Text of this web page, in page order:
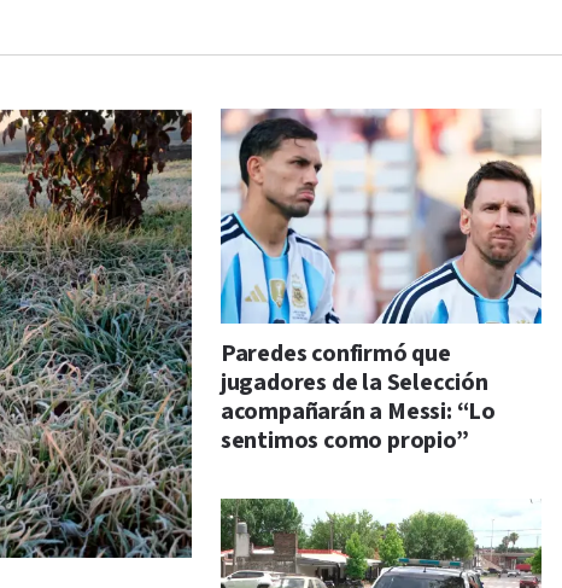
Paredes confirmó que
jugadores de la Selección
acompañarán a Messi: “Lo
sentimos como propio”